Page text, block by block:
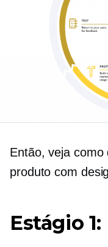
Então, veja como
produto com
Estágio